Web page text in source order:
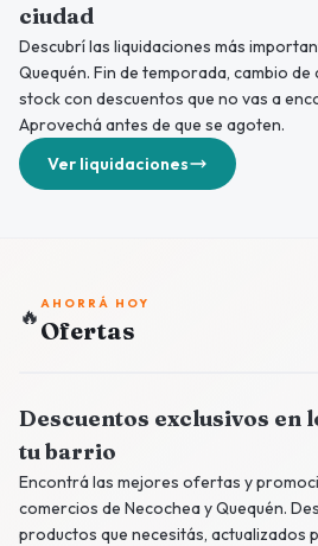
ciudad
Descubrí las liquidaciones más
Quequén. Fin de temporada, cambio
stock con descuentos que no vas a
Aprovechá antes de que se agoten.
Ver liquidaciones
🔥 AHORRÁ HOY
Ofertas
Descuentos exclusivos en
tu barrio
Encontrá las mejores ofertas y
comercios de Necochea y Quequén.
productos que necesitás, actualizados